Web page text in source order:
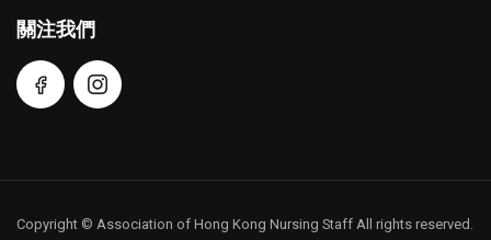
關注我們
Copyright © Association of Hong Kong Nursing Staff All rights reserved.